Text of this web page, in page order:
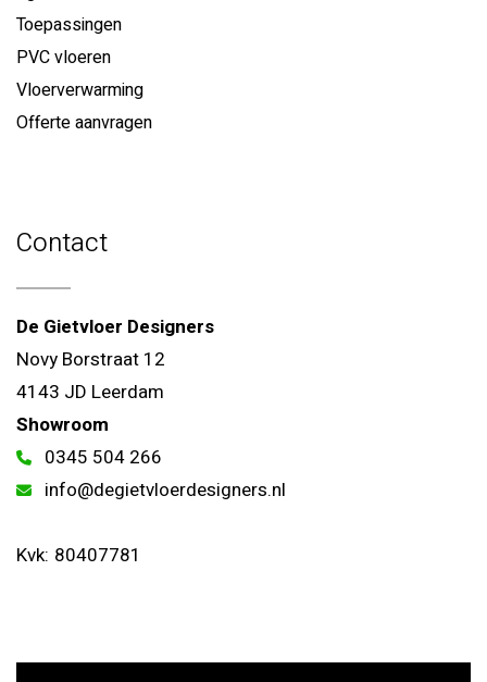
Toepassingen
PVC vloeren
Vloerverwarming
Offerte aanvragen
Contact
De Gietvloer Designers
Novy Borstraat 12
4143 JD Leerdam
Showroom
0345 504 266
info@degietvloerdesigners.nl
Kvk: 80407781